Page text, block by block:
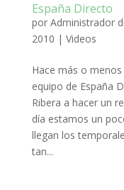
España Directo
por Administrador
2010 | Videos
Hace más o
equipo de España
Ribera a hacer un
día estamos un
llegan los
tan...